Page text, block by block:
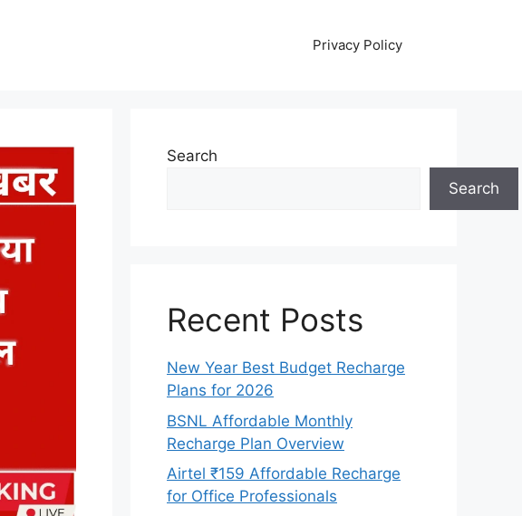
Privacy Policy
Search
Search
Recent Posts
New Year Best Budget Recharge
Plans for 2026
BSNL Affordable Monthly
Recharge Plan Overview
Airtel ₹159 Affordable Recharge
for Office Professionals